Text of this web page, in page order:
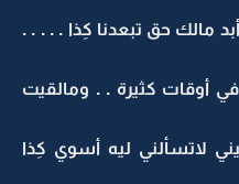
مالك حق تبعدنا كِذا . . . . .
أوقات كثيرة . . ومالقيت
لاتسألني ليه أسوي كِذا